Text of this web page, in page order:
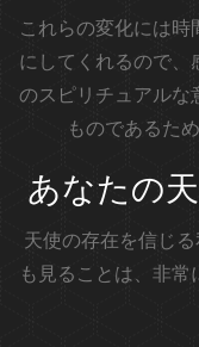
これらの変化には時
にしてくれるので、
のスピリチュアルな
ものであるた
あなたの
天使の存在を信じる
も見ることは、非